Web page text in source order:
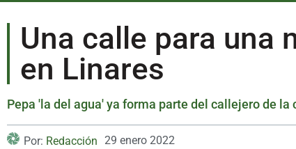
Una calle para una
en Linares
Pepa 'la del agua' ya forma parte del callejero de
Por: Redacción 29 enero 2022